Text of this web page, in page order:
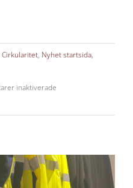
Cirkularitet, Nyhet startsida,
inaktiverade